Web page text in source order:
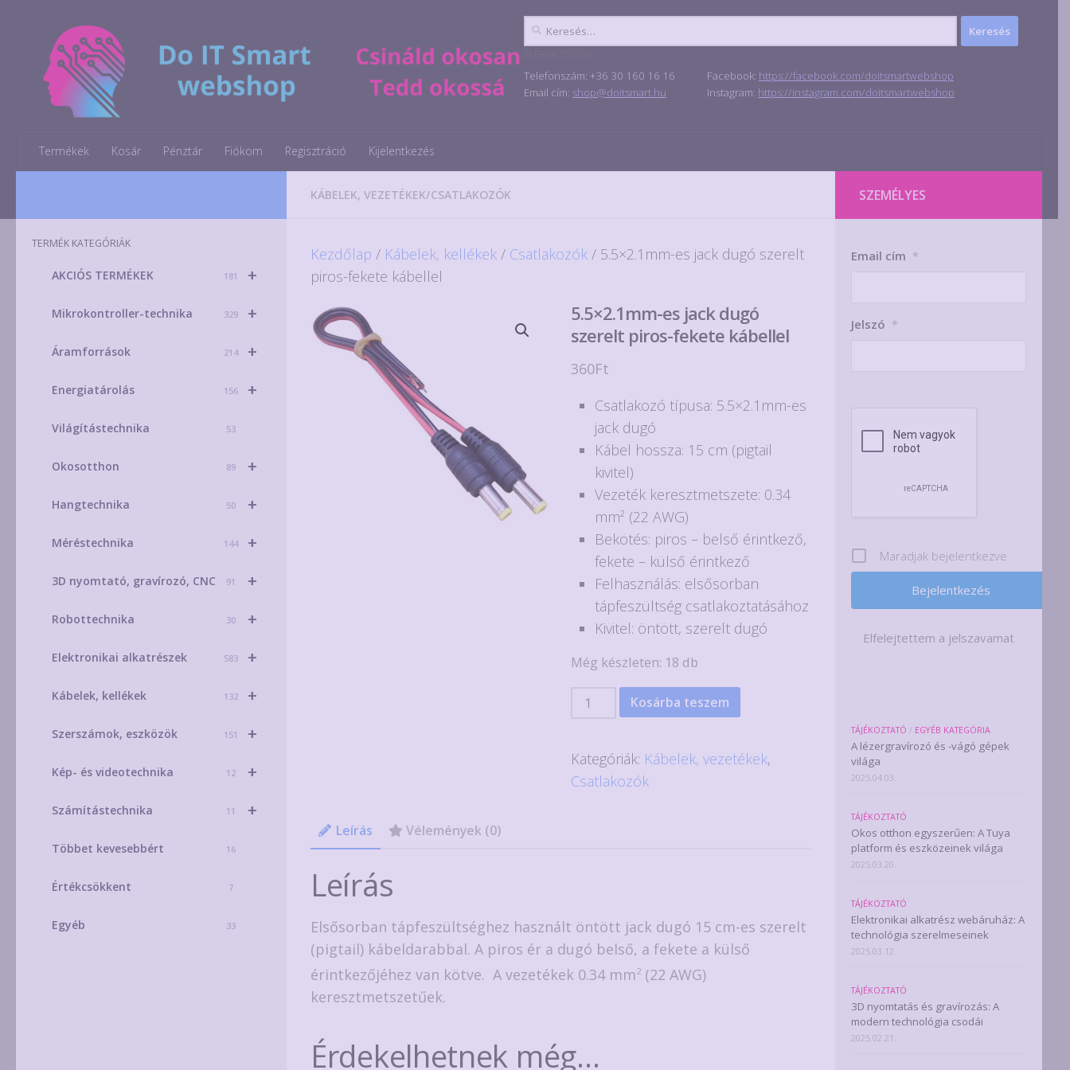
Skip to content Keresés:
Telefonszám: +36 30 160 16 16 Facebook: https://facebook.com/doitsmartwebshop
Email cím: shop@doitsmart.hu Instagram: https://instagram.com/doitsmartwebshop
Termékek Kosár Pénztár Fiókom Regisztráció Kijelentkezés
KÁBELEK, VEZETÉKEK/CSATLAKOZÓK
Kezdőlap / Kábelek, kellékek / Csatlakozók / 5.5×2.1mm-es jack dugó szerelt
piros-fekete kábellel
5.5×2.1mm-es jack dugó
szerelt piros-fekete kábellel
360Ft
Csatlakozó típusa: 5.5×2.1mm-es
jack dugó
Kábel hossza: 15 cm (pigtail
kivitel)
Vezeték keresztmetszete: 0.34
mm² (22 AWG)
Bekötés: piros – belső érintkező,
fekete – külső érintkező
Felhasználás: elsősorban
tápfeszültség csatlakoztatásához
Kivitel: öntött, szerelt dugó
Még készleten: 18 db
5.5x2.1mm-
dugó
szerelt
Kosárba teszem
Kategóriák: Kábelek, vezetékek,
Csatlakozók
Leírás Vélemények (0)
Leírás
Elsősorban tápfeszültséghez használt öntött jack dugó 15 cm-es szerelt
(pigtail) kábeldarabbal. A piros ér a dugó belső, a fekete a külső
érintkezőjéhez van kötve. A vezetékek 0.34 mm 2 (22 AWG)
keresztmetszetűek.
Érdekelhetnek még…
TERMÉK KATEGÓRIÁK
+
AKCIÓS TERMÉKEK 181
+
Mikrokontroller-technika 329
+
Áramforrások 214
+
Energiatárolás 156
Világítástechnika 53
+
Okosotthon 89
+
Hangtechnika 50
+
Méréstechnika 144
+
3D nyomtató, gravírozó, CNC 91
+
Robottechnika 30
+
Elektronikai alkatrészek 583
+
Kábelek, kellékek 132
+
Szerszámok, eszközök 151
+
Kép- és videotechnika 12
+
Számítástechnika 11
Többet kevesebbért 16
Értékcsökkent 7
Egyéb 33
SZEMÉLYES
Email cím *
Jelszó *
Maradjak bejelentkezve
Elfelejtettem a jelszavamat
TÁJÉKOZTATÓ / EGYÉB KATEGÓRIA
A lézergravírozó és -vágó gépek
világa
2025.04.03.
TÁJÉKOZTATÓ
Okos otthon egyszerűen: A Tuya
platform és eszközeinek világa
2025.03.20.
TÁJÉKOZTATÓ
Elektronikai alkatrész webáruház: A
technológia szerelmeseinek
2025.03.12.
TÁJÉKOZTATÓ
3D nyomtatás és gravírozás: A
modern technológia csodái
2025.02.21.